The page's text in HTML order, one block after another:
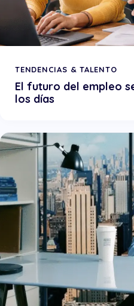
TENDENCIAS & TALENTO
El futuro del empleo
los días